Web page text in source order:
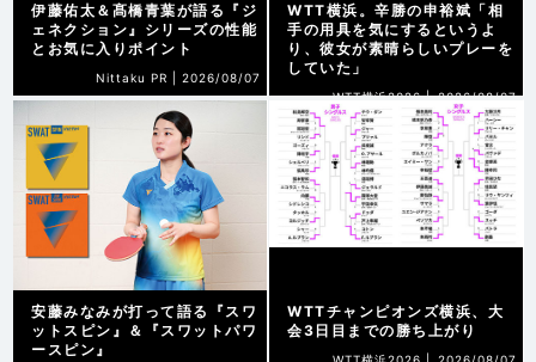
伊藤佑太＆髙橋青葉が語る『ジ
ェネクション』シリーズの性能
とお気に入りポイント
Nittaku PR | 2026/08/07
WTT横浜。辛勝の申裕斌「相
手の用具を気にするというよ
り、彼女が素晴らしいプレーを
していた」
WTT横浜2026 | 2026/08/07
安藤みなみが打って語る『スワ
ットスピン』＆『スワットパワ
ースピン』
WTTチャンピオンズ横浜、大
会3日目までの勝ち上がり